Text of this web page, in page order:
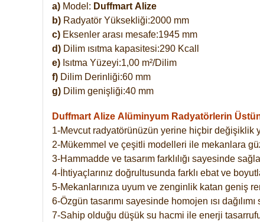
a) Model: Duffmart Alize
b) Radyatör Yüksekliği:2000 mm
c) Eksenler arası mesafe:1945 mm
d) Dilim ısıtma kapasitesi:290 Kcall
e) Isıtma Yüzeyi:1,00 m²/Dilim
f) Dilim Derinliği:60 mm
g) Dilim genişliği:40 mm
Duffmart Alize Alüminyum Radyatörlerin
1-Mevcut radyatörünüzün yerine hiçbir değişiklik
2-Mükemmel ve çeşitli modelleri ile mekanlara
3-Hammadde ve tasarım farklılığı sayesinde
4-İhtiyaçlarınız doğrultusunda farklı ebat ve
5-Mekanlarınıza uyum ve zenginlik katan geniş
6-Özgün tasarımı sayesinde homojen ısı
7-Sahip olduğu düşük su hacmi ile enerji